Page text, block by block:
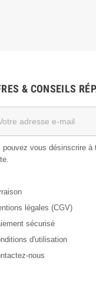
& CONSEILS
pouvez vous désinscrire
légales (CGV)
sécurisé
d'utilisation
nous